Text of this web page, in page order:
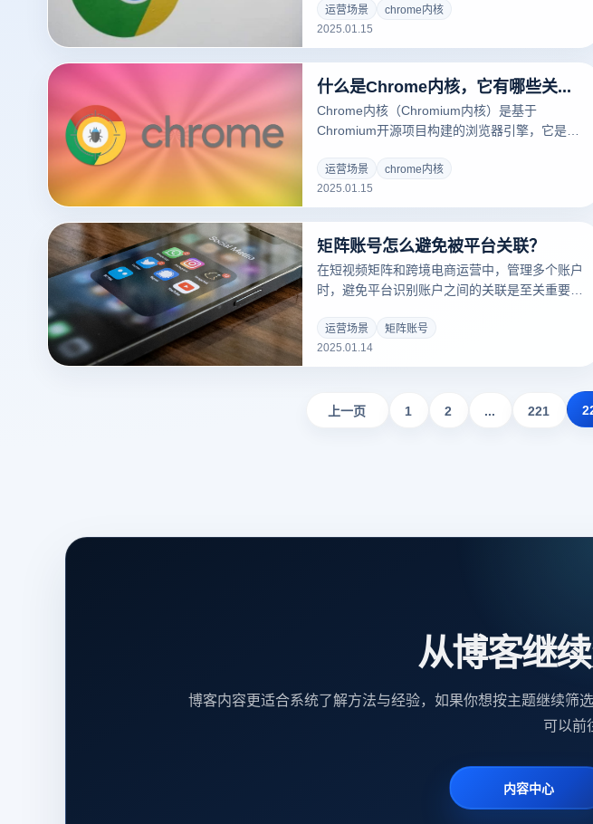
置和工具的使用，用户可以进一步增强隐私保
护。以下是优化云登指纹浏览器隐私保护的一些
方法：
运营场景
chrome内核
2025.01.15
什么是Chrome内核，它有哪些关键特点？
Chrome内核（Chromium内核）是基于
Chromium开源项目构建的浏览器引擎，它是
轻巧、跨平台的浏览器引擎，Chrome内核以其
快速的页面渲染、卓越的性能和丰富的开发工具
而著称。
运营场景
chrome内核
2025.01.15
矩阵账号怎么避免被平台关联？
在短视频矩阵和跨境电商运营中，管理多个账户
时，避免平台识别账户之间的关联是至关重要
系，云登防关联浏览器提供了一系列强大功能，
帮助用户安全高效地运营矩阵账号。
运营场景
矩阵账号
2025.01.14
上一页 1 2 ... 221
从博客继
博客内容更适合系统了解方法与经验，如果你想按主题继续筛
可以前
内容中心